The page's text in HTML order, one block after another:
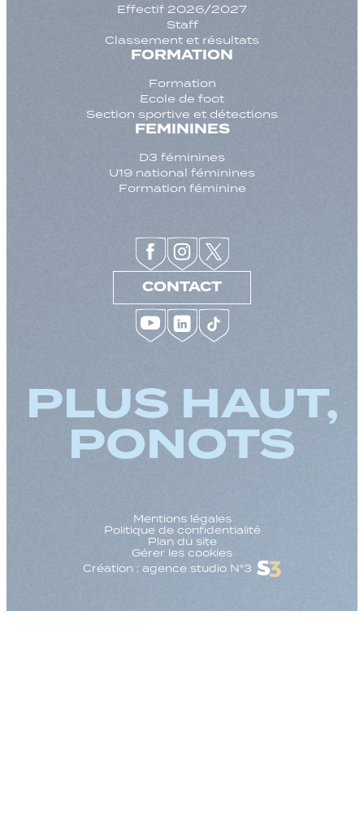
Effectif 2026/2027
Staff
Classement et résultats
FORMATION
Formation
Ecole de foot
Section sportive et détections
FEMININES
D3 féminines
U19 national féminines
Formation féminine
CONTACT
PLUS HAUT,
PONOTS
Mentions légales
Politique de confidentialité
Plan du site
Gérer les cookies
Création : agence studio N°3